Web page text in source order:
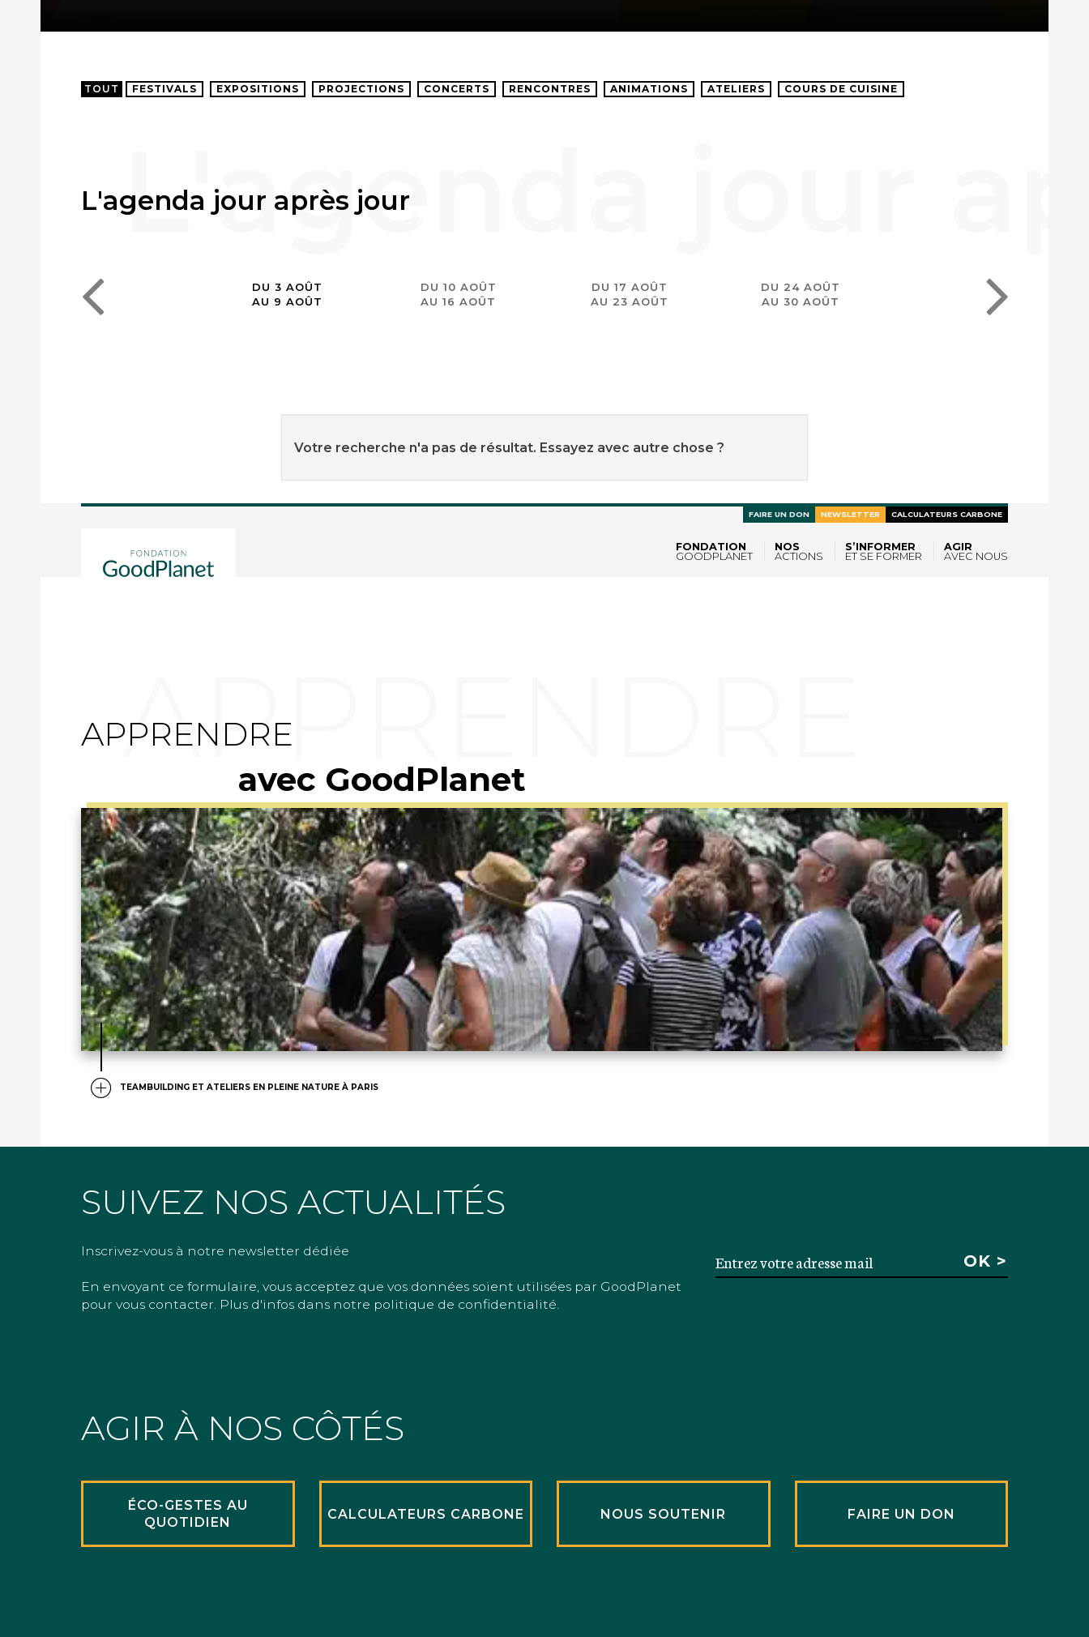
FONDATION
GOODPLANET
NOS
ACTIONS
S’INFORMER
ET SE FORMER
AGIR
AVEC NOUS
FAIRE UN DON NEWSLETTER CALCULATEURS CARBONE
TOUT FESTIVALS EXPOSITIONS PROJECTIONS CONCERTS RENCONTRES ANIMATIONS ATELIERS COURS DE CUISINE
L'agenda jour après jour
DU 3 AOÛT
AU 9 AOÛT
DU 10 AOÛT
AU 16 AOÛT
DU 17 AOÛT
AU 23 AOÛT
DU 24 AOÛT
AU 30 AOÛT
Votre recherche n'a pas de résultat. Essayez avec autre chose ?
APPRENDRE
avec GoodPlanet
TEAMBUILDING ET ATELIERS EN PLEINE NATURE À PARIS
SUIVEZ NOS ACTUALITÉS
Inscrivez-vous à notre newsletter dédiée
En envoyant ce formulaire, vous acceptez que vos données soient utilisées par GoodPlanet
pour vous contacter. Plus d'infos dans notre politique de confidentialité.
AGIR À NOS CÔTÉS
ÉCO-GESTES AU
QUOTIDIEN
CALCULATEURS CARBONE NOUS SOUTENIR FAIRE UN DON